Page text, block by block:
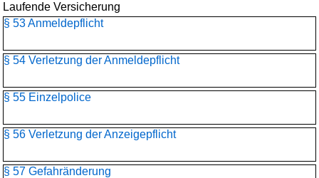
Laufende Versicherung
§ 53 Anmeldepflicht
§ 54 Verletzung der Anmeldepflicht
§ 55 Einzelpolice
§ 56 Verletzung der Anzeigepflicht
§ 57 Gefahränderung